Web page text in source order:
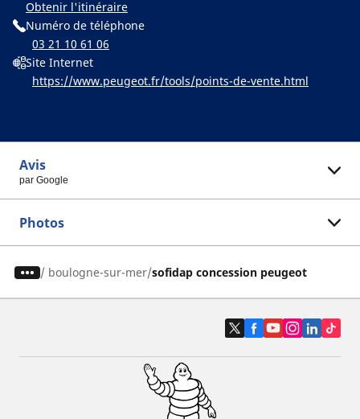
Obtenir l'itinéraire
Numéro de téléphone
03 21 10 61 06
Site Internet
https://www.peugeot.fr/tools/points-de-vente.html
Avis
par Google
Photos
/ boulogne-sur-mer sofidap concession peugeot